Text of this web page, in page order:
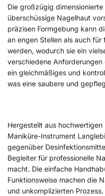
Die großzügig
überschüssige Nagelhaut
präzisen Formgebung kann
an engen Stellen als auch
werden, wodurch sie ein
verschiedene
ein gleichmäßiges und
was eine saubere und
Hergestellt aus
Maniküre-Instrument
gegenüber
Begleiter für professionelle
macht. Die einfache
Funktionsweise machen die
und unkomplizierten Prozess.